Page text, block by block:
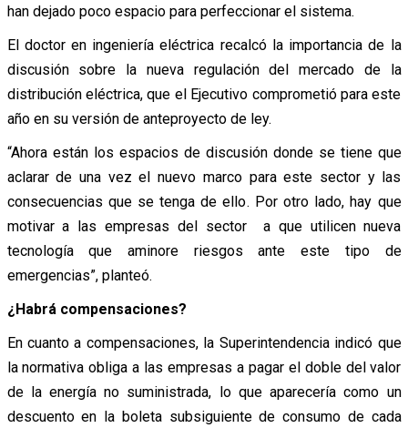
han dejado poco espacio para perfeccionar el sistema.
El doctor en ingeniería eléctrica recalcó la importancia de la
discusión sobre la nueva regulación del mercado de la
distribución eléctrica, que el Ejecutivo comprometió para este
año en su versión de anteproyecto de ley.
“Ahora están los espacios de discusión donde se tiene que
aclarar de una vez el nuevo marco para este sector y las
consecuencias que se tenga de ello. Por otro lado, hay que
motivar a las empresas del sector a que utilicen nueva
tecnología que aminore riesgos ante este tipo de
emergencias”, planteó.
¿Habrá compensaciones?
En cuanto a compensaciones, la Superintendencia indicó que
la normativa obliga a las empresas a pagar el doble del valor
de la energía no suministrada, lo que aparecería como un
descuento en la boleta subsiguiente de consumo de cada